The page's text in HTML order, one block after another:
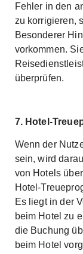
Fehler in den
zu korrigieren,
Besonderer
vorkommen.
überprüfen.
7. Hotel-
Wenn der
sein, wird
von Hotels
Hotel-
Es liegt in der
beim Hotel zu
die Buchung
beim Hotel